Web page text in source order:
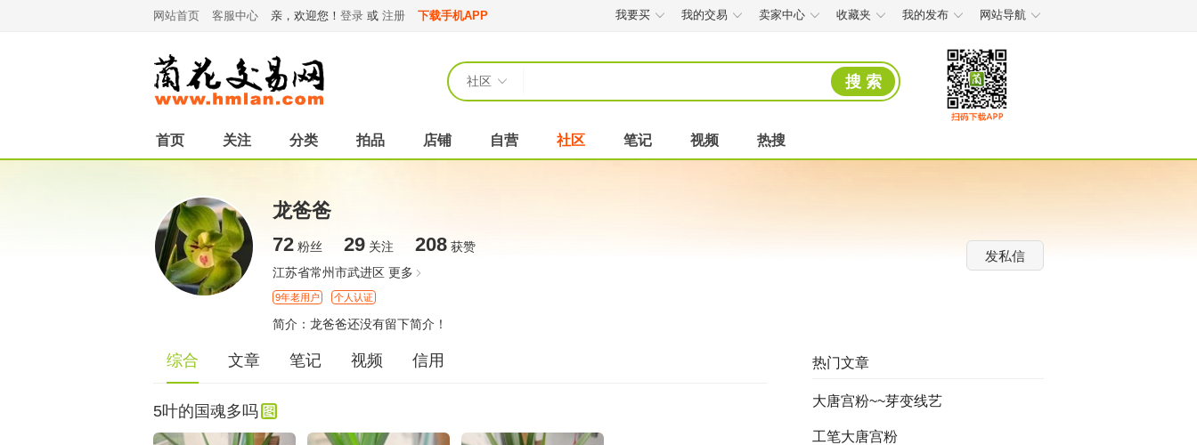
网站首页 客服中心 亲，欢迎您！ 登录 或 注册 下载手机APP 我要买 我的交易 卖家中心 收藏夹 我的发布 网站导航
社区 搜 索
首页 关注 分类 拍品 店铺 自营 社区 笔记 视频 热搜
龙爸爸
72 粉丝 29 关注 208 获赞
江苏省常州市武进区 更多
9年老用户 个人认证
简介：龙爸爸还没有留下简介！
发私信
综合 文章 笔记 视频 信用
5叶的国魂多吗
热门文章
大唐宫粉~~芽变线艺
工笔大唐宫粉